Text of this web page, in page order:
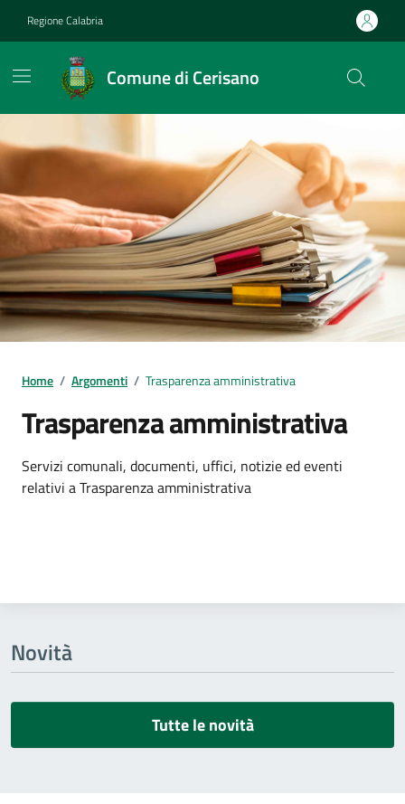
Regione Calabria
Comune di Cerisano
Home / Argomenti / Trasparenza amministrativa
Trasparenza amministrativa
Dettagli dell'argomento
Servizi comunali, documenti, uffici, notizie ed eventi
relativi a Trasparenza amministrativa
Novità
Tutte le novità